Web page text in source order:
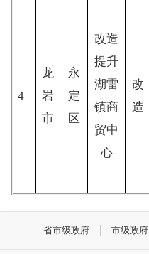
4
龙
岩
市
永
定
区
改造
提升
湖雷
镇商
贸中
心
改
造
省市级政府 市级政府